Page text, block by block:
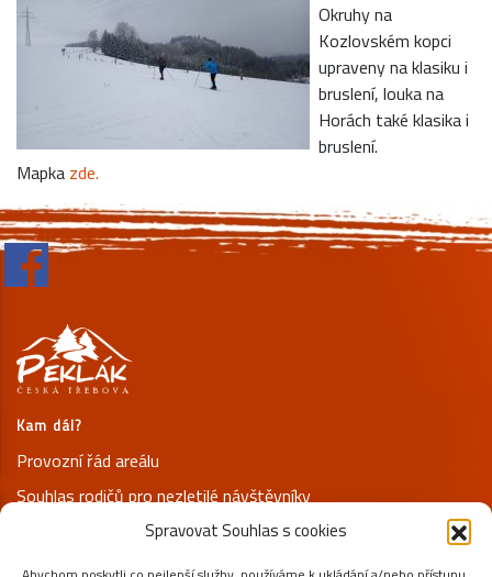
Spravovat Souhlas s cookies
Okruhy na
Kozlovském kopci
upraveny na klasiku i
bruslení, louka na
Horách také klasika i
bruslení.
Mapka zde.
Kam dál?
Provozní řád areálu
Souhlas rodičů pro nezletilé návštěvníky
Prohlášení o ochraně osobních údajů